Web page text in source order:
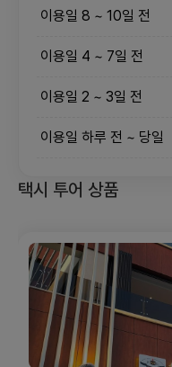
이용일 8 ~ 10일 전
이용일 4 ~ 7일 전
이용일 2 ~ 3일 전
이용일 하루 전 ~ 당일
택시 투어 상품